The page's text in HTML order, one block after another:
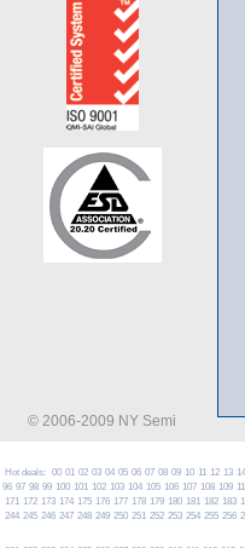
© 2006-2009 NY Semi
Hot deals: 00 01 02 03 04 05 06 07 08 09 10 11 12 13 14
96 97 98 99 100 101 102 103 104 105 106 107 108 109
171 172 173 174 175 176 177 178 179 180 181 182 183
244 245 246 247 248 249 250 251 252 253 254 255 256